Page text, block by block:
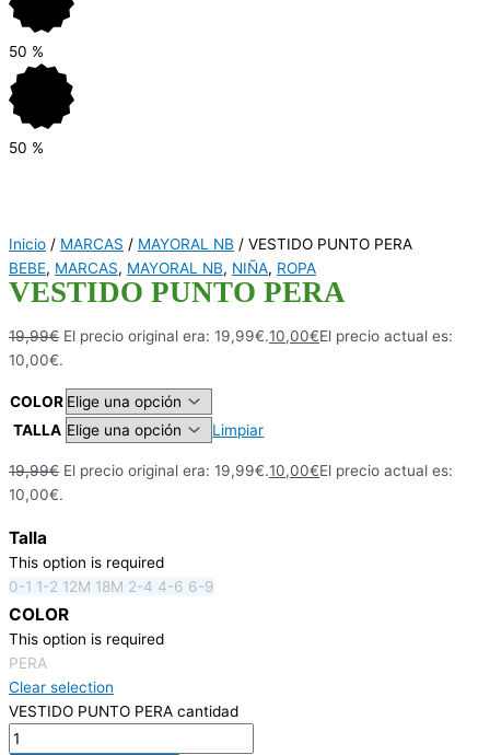
50 %
50 %
Inicio / MARCAS / MAYORAL NB / VESTIDO PUNTO PERA
BEBE, MARCAS, MAYORAL NB, NIÑA, ROPA
VESTIDO PUNTO PERA
19,99€ El precio original era: 19,99€.10,00€El precio actual es:
10,00€.
COLOR
TALLA
Limpiar
19,99€ El precio original era: 19,99€.10,00€El precio actual es:
10,00€.
Talla
This option is required
0-1 1-2 12M 18M 2-4 4-6 6-9
COLOR
This option is required
PERA
Clear selection
VESTIDO PUNTO PERA cantidad